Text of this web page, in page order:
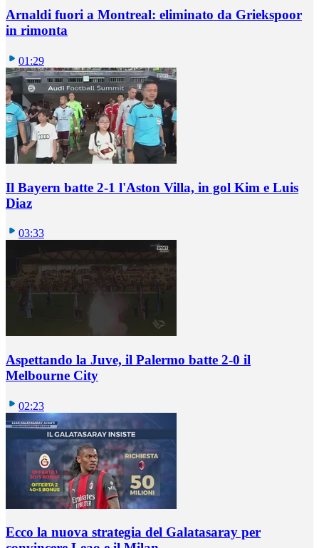
Arnaldi fuori a Montreal: eliminato da Griekspoor
in rimonta
01:29
Il Bayern batte 2-1 l'Aston Villa, in gol Kim e Luis
Diaz
03:33
Aspettando la Juve, il Palermo batte 2-0 il
Melbourne City
02:23
Ecco la nuova strategia del Galatasaray per